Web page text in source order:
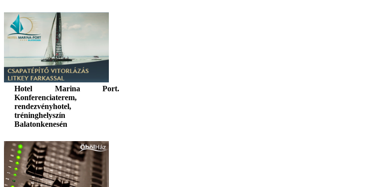
Hotel Marina Port.
Konferenciaterem,
rendezvényhotel,
tréninghelyszín
Balatonkenesén